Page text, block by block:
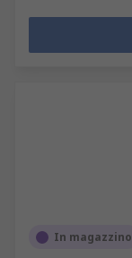
In magazzino